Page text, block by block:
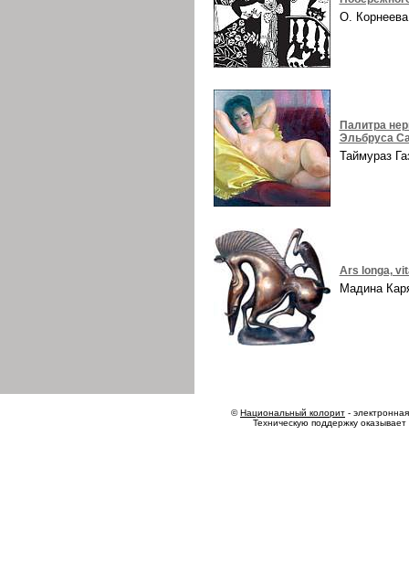
О.
Палитра
Эльбруса
Таймураз
Ars longa,
Мадина
©Национальный колорит -
Техническую поддержку